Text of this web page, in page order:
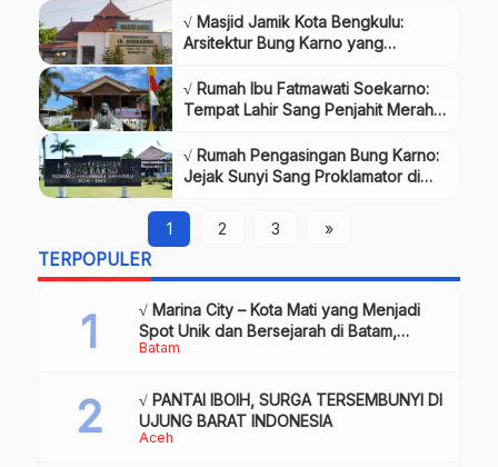
√ Masjid Jamik Kota Bengkulu:
Arsitektur Bung Karno yang
√ Rumah Ibu Fatmawati Soekarno:
Tempat Lahir Sang Penjahit Merah
√ Rumah Pengasingan Bung Karno:
Jejak Sunyi Sang Proklamator di
1
2 3 »
TERPOPULER
Batam
√ Marina City – Kota Mati yang Menjadi
Spot Unik dan Bersejarah di Batam,
Review & Info
Aceh
√ PANTAI IBOIH, SURGA TERSEMBUNYI DI
UJUNG BARAT INDONESIA